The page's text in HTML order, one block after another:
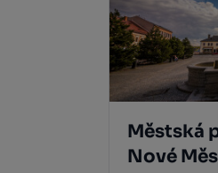
Městská
Nové